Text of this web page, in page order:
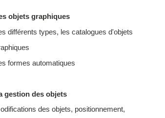
objets graphiques
différents types, les catalogues d'objets
formes automatiques
gestion des objets
des objets, positionnement,